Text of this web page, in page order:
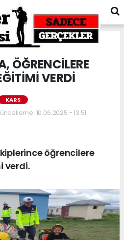
ÖĞRENCİLERE
VERDİ
KARS
10.06.2025 - 13:51
öğrencilere
verdi.